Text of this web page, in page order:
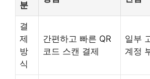
분
결
제
방
식
간편하고 빠른 QR
코드 스캔 결제
일부
계정